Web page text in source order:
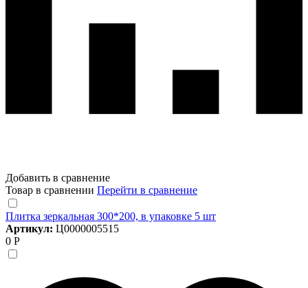
Добавить в сравнение
Товар в сравнении Перейти в сравнение
Плитка зеркальная 300*200, в упаковке 5 шт
Артикул: Ц0000005515
0 Р